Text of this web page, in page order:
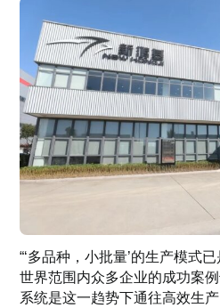
“‘多品种，小批量’的生产模式
世界范围内众多企业的成功案
系统是这一趋势下通往高效生